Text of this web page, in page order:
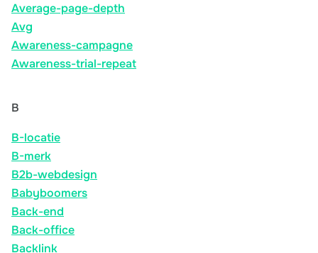
Average-page-depth
Avg
Awareness-campagne
Awareness-trial-repeat
B
B-locatie
B-merk
B2b-webdesign
Babyboomers
Back-end
Back-office
Backlink